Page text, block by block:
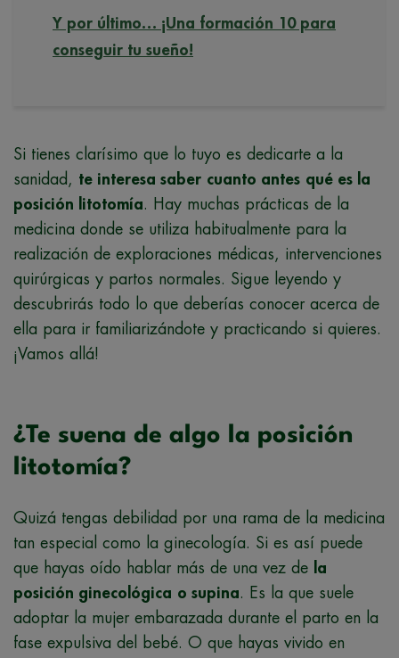
Y por último… ¡Una formación 10 para
conseguir tu sueño!
Si tienes clarísimo que lo tuyo es dedicarte a la
sanidad, te interesa saber cuanto antes qué es la
posición litotomía. Hay muchas prácticas de la
medicina donde se utiliza habitualmente para la
realización de exploraciones médicas, intervenciones
quirúrgicas y partos normales. Sigue leyendo y
descubrirás todo lo que deberías conocer acerca de
ella para ir familiarizándote y practicando si quieres.
¡Vamos allá!
¿Te suena de algo la posición
litotomía?
Quizá tengas debilidad por una rama de la medicina
tan especial como la ginecología. Si es así puede
que hayas oído hablar más de una vez de
la
posición ginecológica o supina. Es la que suele
adoptar la mujer embarazada durante el parto en la
fase expulsiva del bebé. O que hayas vivido en